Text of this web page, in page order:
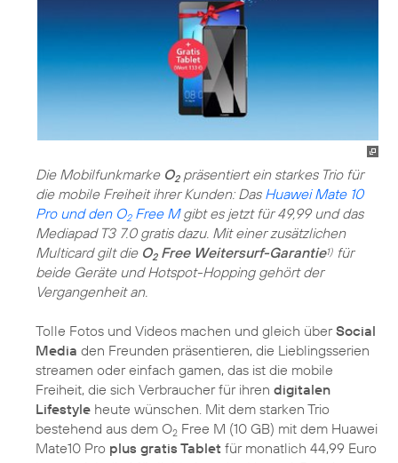
Die Mobilfunkmarke O2präsentiert ein starkes Trio für
die mobile Freiheit ihrer Kunden: Das Huawei Mate 10
Pro und den O2Free Mgibt es jetzt für 49,99 und das
Mediapad T3 7.0 gratis dazu. Mit einer zusätzlichen
Multicard gilt die O2Free Weitersurf-Garantie1) für
beide Geräte und Hotspot-Hopping gehört der
Vergangenheit an.
Tolle Fotos und Videos machen und gleich überSocial
Media den Freunden präsentieren, die Lieblingsserien
streamen oder einfach gamen, das ist die mobile
Freiheit, die sich Verbraucher für ihren digitalen
Lifestyle heute wünschen. Mit dem starken Trio
bestehend aus dem O2 Free M (10 GB) mit dem Huawei
Mate10 Pro plus gratis Tablet für monatlich 44,99 Euro